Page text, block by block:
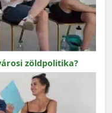
zöldpolitika?